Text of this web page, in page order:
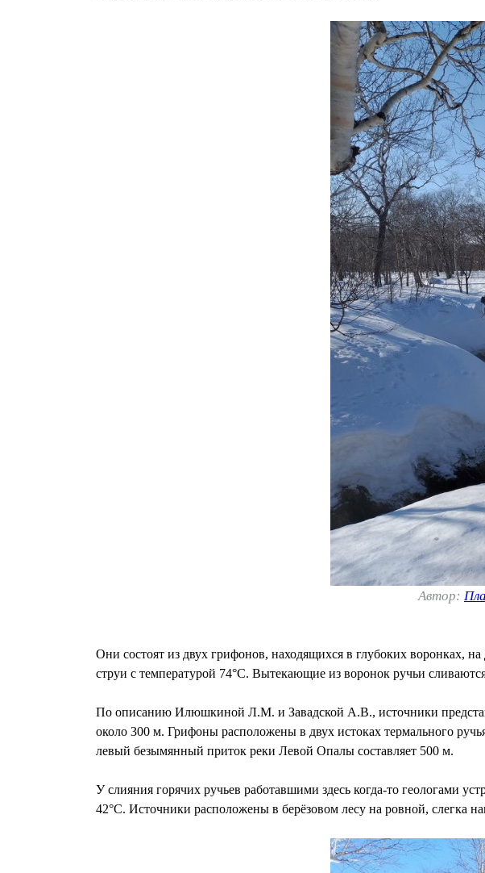
Автор:
Они состоят из двух грифонов, находящихся в глубоких воронках,
струи с температурой 74°С. Вытекающие из воронок ручьи
По описанию Илюшкиной Л.М. и Завадской А.В., источники
около 300 м. Грифоны расположены в двух истоках термального
левый безымянный приток реки Левой Опалы составляет 500 м.
У слияния горячих ручьев работавшими здесь когда-то геологами
42°С. Источники расположены в берёзовом лесу на ровной, слегка